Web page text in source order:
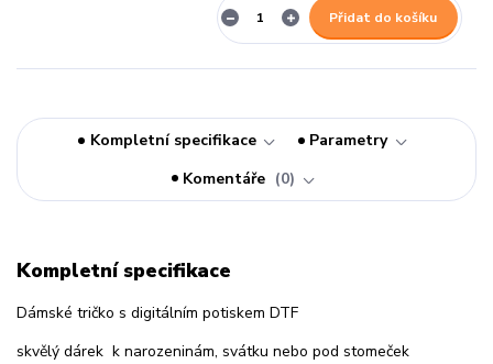
Přidat do košíku
Kompletní specifikace
Parametry
Komentáře
0
Kompletní specifikace
Dámské tričko s digitálním potiskem DTF
skvělý dárek k narozeninám, svátku nebo pod stomeček